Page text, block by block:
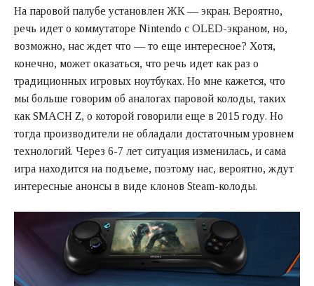
На паровой палубе установлен ЖК — экран. Вероятно,
речь идет о коммутаторе Nintendo с OLED-экраном, но,
возможно, нас ждет что — то еще интересное? Хотя,
конечно, может оказаться, что речь идет как раз о
традиционных игровых ноутбуках. Но мне кажется, что
мы больше говорим об аналогах паровой колоды, таких
как SMACH Z, о которой говорили еще в 2015 году. Но
тогда производители не обладали достаточным уровнем
технологий. Через 6-7 лет ситуация изменилась, и сама
игра находится на подъеме, поэтому нас, вероятно, ждут
интересные анонсы в виде клонов Steam-колоды.